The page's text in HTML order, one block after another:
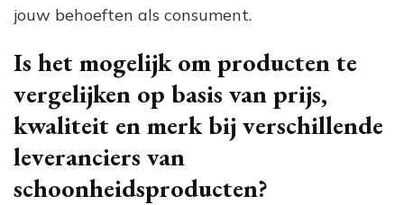
jouw behoeften als consument.
Is het mogelijk om producten te
vergelijken op basis van prijs,
kwaliteit en merk bij verschillende
leveranciers van
schoonheidsproducten?